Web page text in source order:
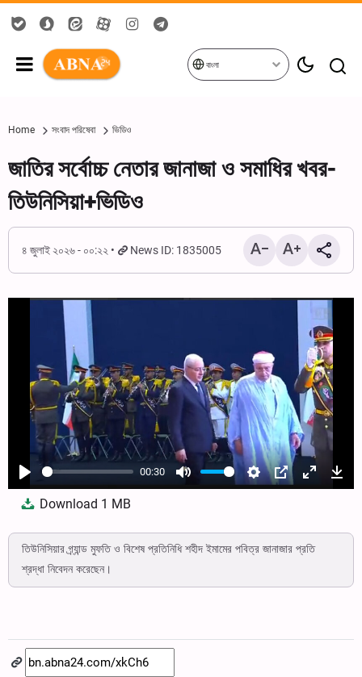
বাংলা
Home সংবাদ পরিষেবা ভিডিও
জাতির সর্বোচ্চ নেতার জানাজা ও সমাধির খবর-
তিউনিসিয়া+ভিডিও
৪ জুলাই ২০২৬ - ০০:২২ News ID: 1835005
Play
00:30
Mute Settings
PIP Enter
Download 1 MB
তিউনিসিয়ার গ্র্যান্ড মুফতি ও বিশেষ প্রতিনিধি শহীদ ইমামের পবিত্র জানাজার প্রতি
শ্রদ্ধা নিবেদন করেছেন।